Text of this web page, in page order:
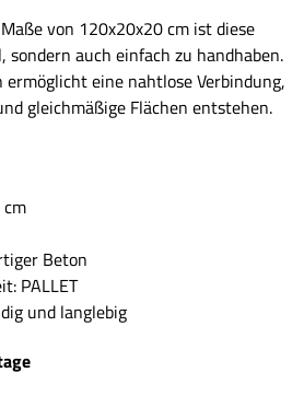
von 120x20x20 cm ist diese
sondern auch einfach zu handhaben.
ermöglicht eine nahtlose Verbindung,
gleichmäßige Flächen entstehen.
Beton
PALLET
und langlebig